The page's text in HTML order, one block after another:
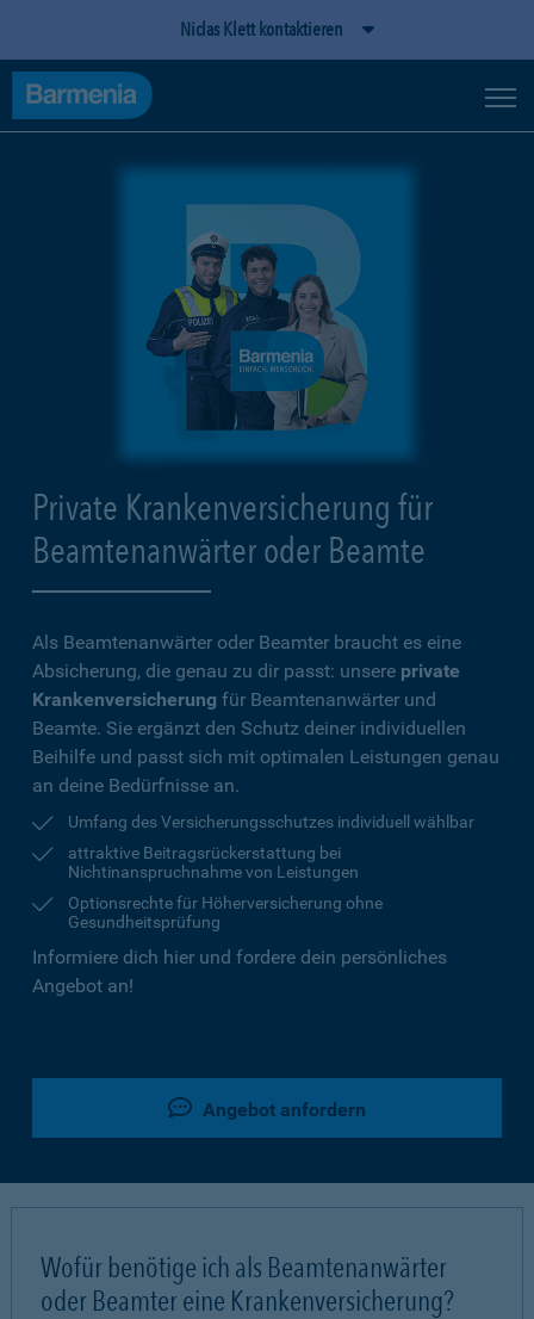
Niclas Klett kontaktieren
Private Krankenversicherung für
Beamtenanwärter oder Beamte
Als Beamtenanwärter oder Beamter braucht es eine
Absicherung, die genau zu dir passt: unsere private
Krankenversicherung für Beamtenanwärter und
Beamte. Sie ergänzt den Schutz deiner individuellen
Beihilfe und passt sich mit optimalen Leistungen genau
an deine Bedürfnisse an.
Umfang des Versicherungsschutzes individuell wählbar
attraktive Beitragsrückerstattung bei
Nichtinanspruchnahme von Leistungen
Optionsrechte für Höherversicherung ohne
Gesundheitsprüfung
Informiere dich hier und fordere dein persönliches
Angebot an!
Angebot anfordern
Wofür benötige ich als Beamtenanwärter
oder Beamter eine Krankenversicherung?